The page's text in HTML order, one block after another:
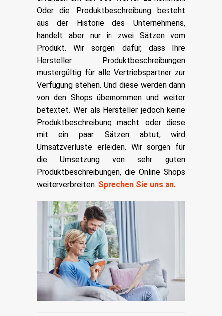
Oder die Produktbeschreibung besteht
aus der Historie des Unternehmens,
handelt aber nur in zwei Sätzen vom
Produkt. Wir sorgen dafür, dass Ihre
Hersteller Produktbeschreibungen
mustergültig für alle Vertriebspartner zur
Verfügung stehen. Und diese werden dann
von den Shops übernommen und weiter
betextet. Wer als Hersteller jedoch keine
Produktbeschreibung macht oder diese
mit ein paar Sätzen abtut, wird
Umsatzverluste erleiden. Wir sorgen für
die Umsetzung von sehr guten
Produktbeschreibungen, die Online Shops
weiterverbreiten. Sprechen Sie uns an.